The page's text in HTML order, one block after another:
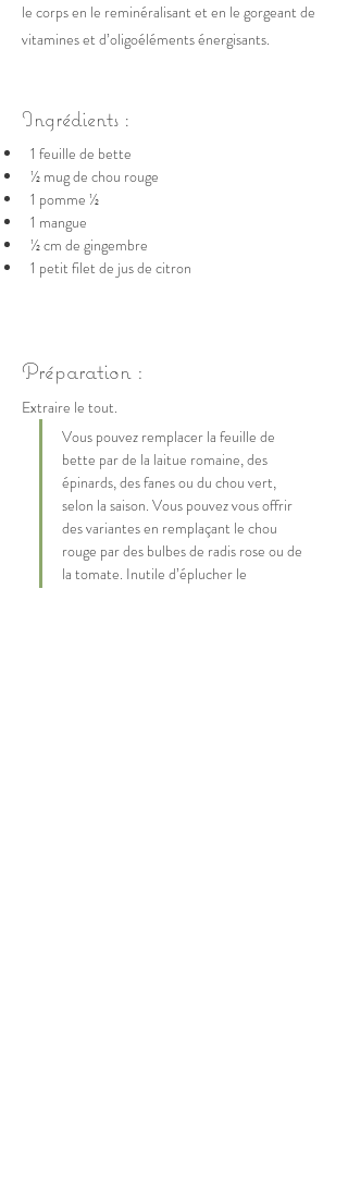
le corps en le reminéralisant et en le gorgeant de
vitamines et d’oligoéléments énergisants.
Ingrédients :
1 feuille de bette
½ mug de chou rouge
1 pomme ½
1 mangue
½ cm de gingembre
1 petit filet de jus de citron
Préparation :
Extraire le tout.
Vous pouvez remplacer la feuille de
bette par de la laitue romaine, des
épinards, des fanes ou du chou vert,
selon la saison. Vous pouvez vous offrir
des variantes en remplaçant le chou
rouge par des bulbes de radis rose ou de
la tomate. Inutile d’éplucher le